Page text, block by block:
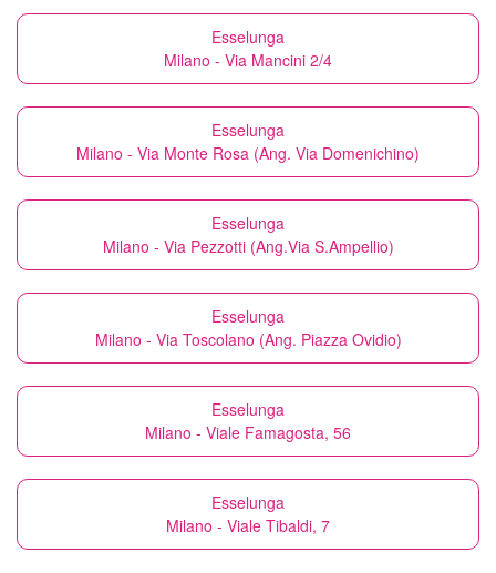
Esselunga
Milano - Via Mancini 2/4
Esselunga
Milano - Via Monte Rosa (Ang. Via Domenichino)
Esselunga
Milano - Via Pezzotti (Ang.Via S.Ampellio)
Esselunga
Milano - Via Toscolano (Ang. Piazza Ovidio)
Esselunga
Milano - Viale Famagosta, 56
Esselunga
Milano - Viale Tibaldi, 7